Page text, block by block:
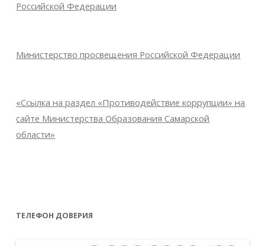
Российской Федерации
Министерство просвещения Российской Федерации
«Ссылка на раздел «Противодействие коррупции» на
сайте Министерства Образования Самарской
области»
ТЕЛЕФОН ДОВЕРИЯ